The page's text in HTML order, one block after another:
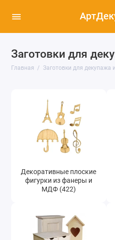
Заготовки для
Главная Заготовки для декупажа
Декоративные плоские
МДФ (422)
Заготовки из дерева и
Заготовки из картона,
пенопласта (139)
Заготовки из металла (33)
Изготовление игрушек (23)
Декоративные плоские
фигурки из фанеры и
МДФ (422)